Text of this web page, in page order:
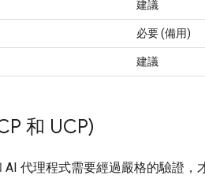
建議
必要 (備用)
建議
和 UCP)
AI 代理程式需要經過嚴格的驗證